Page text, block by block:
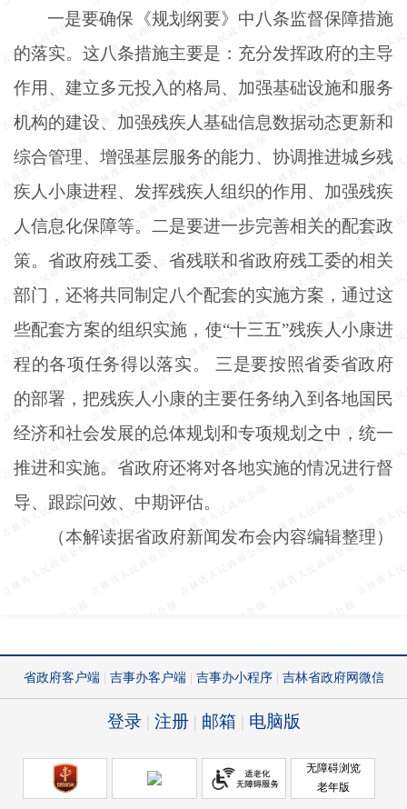
一是要确保《规划纲要》中八条监督保障措施
的落实。这八条措施主要是：充分发挥政府的主导
作用、建立多元投入的格局、加强基础设施和服务
机构的建设、加强残疾人基础信息数据动态更新和
综合管理、增强基层服务的能力、协调推进城乡残
疾人小康进程、发挥残疾人组织的作用、加强残疾
人信息化保障等。二是要进一步完善相关的配套政
策。省政府残工委、省残联和省政府残工委的相关
部门，还将共同制定八个配套的实施方案，通过这
些配套方案的组织实施，使“十三五”残疾人小康进
程的各项任务得以落实。 三是要按照省委省政府
的部署，把残疾人小康的主要任务纳入到各地国民
经济和社会发展的总体规划和专项规划之中，统一
推进和实施。省政府还将对各地实施的情况进行督
导、跟踪问效、中期评估。
（本解读据省政府新闻发布会内容编辑整理）